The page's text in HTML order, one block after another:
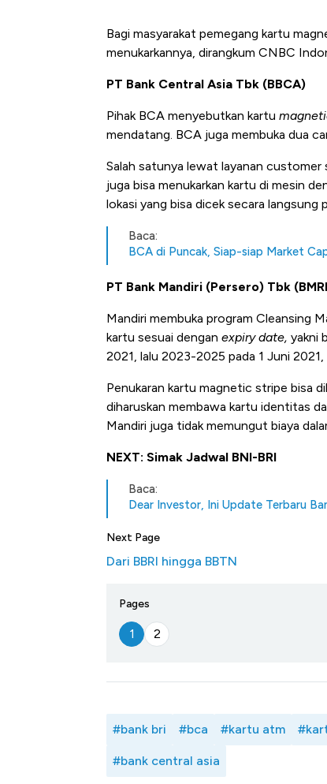
Bagi masyarakat pemegang kartu
menukarkannya, dirangkum CNBC
PT Bank Central Asia Tbk (BBCA)
Pihak BCA menyebutkan kartu
mendatang. BCA juga membuka dua
Salah satunya lewat layanan
juga bisa menukarkan kartu di mesin
lokasi yang bisa dicek secara langsung
Baca:
BCA di Puncak, Siap-siap Market
PT Bank Mandiri (Persero) Tbk
Mandiri membuka program Cleansing
kartu sesuai dengan expiry date, yakni
2021, lalu 2023-2025 pada 1 Juni
Penukaran kartu magnetic stripe bisa
diharuskan membawa kartu identitas
Mandiri juga tidak memungut biaya
NEXT: Simak Jadwal BNI-BRI
Baca:
Dear Investor, Ini Update Terbaru
Next Page
Dari BBRI hingga BBTN
Pages
1 2
#bank bri #bca #kartu atm
#bank central asia
Harga Batu Bara